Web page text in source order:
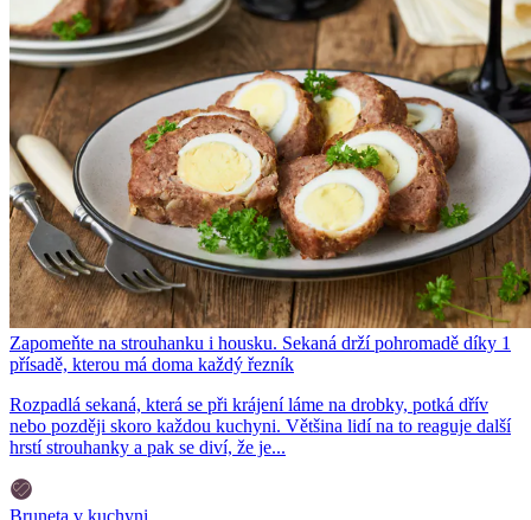
Zapomeňte na strouhanku i housku. Sekaná drží pohromadě díky 1
přísadě, kterou má doma každý řezník
Rozpadlá sekaná, která se při krájení láme na drobky, potká dřív
nebo později skoro každou kuchyni. Většina lidí na to reaguje další
hrstí strouhanky a pak se diví, že je...
Bruneta v kuchyni